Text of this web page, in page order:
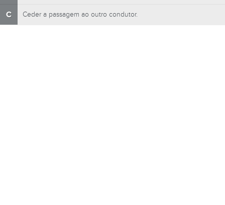
C Ceder a passagem ao outro condutor.